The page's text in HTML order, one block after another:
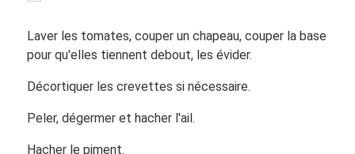
Laver les tomates, couper un chapeau, couper la base
pour qu'elles tiennent debout, les évider.
Décortiquer les crevettes si nécessaire.
Peler, dégermer et hacher l'ail.
Hacher le piment.